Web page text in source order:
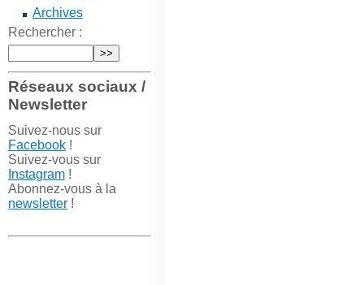
Archives
Rechercher :
Réseaux sociaux /
Newsletter
Suivez-nous sur
Facebook!
Suivez-vous sur
Instagram!
Abonnez-vous à la
newsletter!